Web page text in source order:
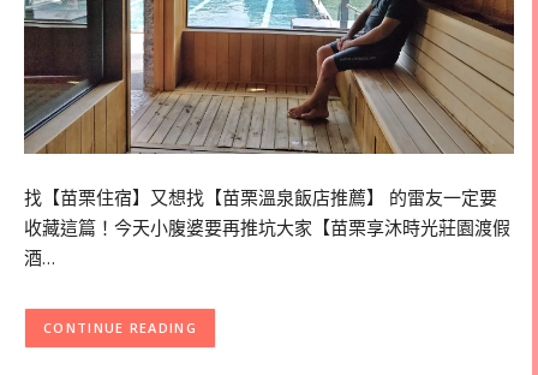
找【苗栗住宿】又想找【苗栗溫泉飯店推薦】 的雷友一定要
收藏這篇！今天小腹婆要再推坑大家【苗栗享沐時光莊園渡假
酒…
CONTINUE READING